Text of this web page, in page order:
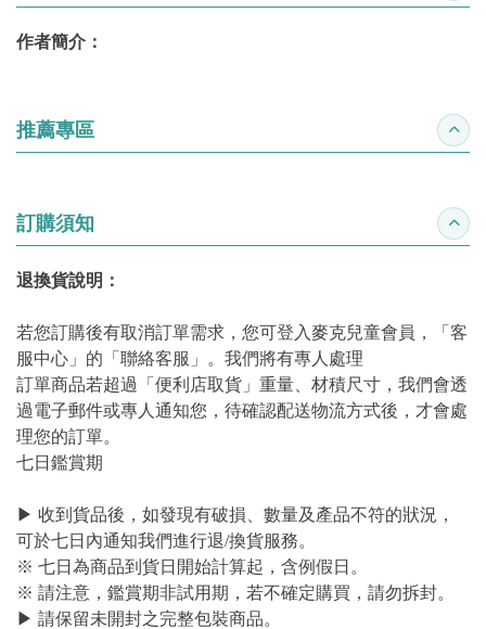
作者簡介：
推薦專區 收合
訂購須知 收合
退換貨說明：
若您訂購後有取消訂單需求，您可登入麥克兒童會員，「客
服中心」的「聯絡客服」。我們將有專人處理
訂單商品若超過「便利店取貨」重量、材積尺寸，我們會透
過電子郵件或專人通知您，待確認配送物流方式後，才會處
理您的訂單。
七日鑑賞期
▶ 收到貨品後，如發現有破損、數量及產品不符的狀況，
可於七日內通知我們進行退/換貨服務。
※ 七日為商品到貨日開始計算起，含例假日。
※ 請注意，鑑賞期非試用期，若不確定購買，請勿拆封。
▶ 請保留未開封之完整包裝商品。